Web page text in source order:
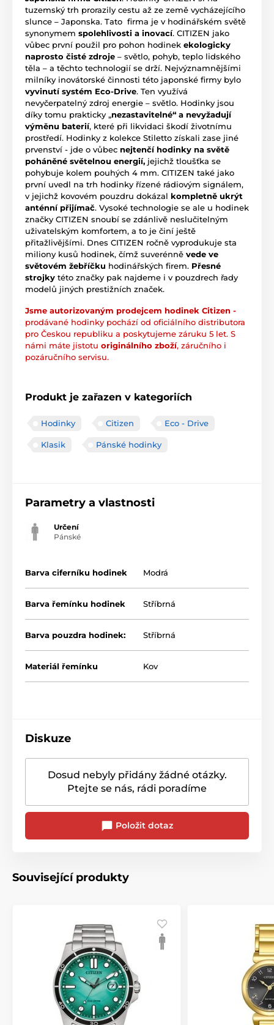
tuzemský trh prorazily cestu až ze země vycházejícího
slunce – Japonska. Tato firma je v hodinářském světě
synonymem spolehlivosti a inovací. CITIZEN jako
vůbec první použil pro pohon hodinek ekologicky
naprosto čisté zdroje – světlo, pohyb, teplo lidského
těla – a těchto technologií se drží. Nejvýznamnějšími
milníky inovátorské činnosti této japonské firmy bylo
vyvinutí systém Eco-Drive. Ten využívá
nevyčerpatelný zdroj energie – světlo. Hodinky jsou
díky tomu prakticky „nezastavitelné“ a nevyžadují
výměnu baterií, které při likvidaci škodí životnímu
prostředí. Hodinky z kolekce Stiletto získali zase jiné
prvenství - jde o vůbec nejtenčí hodinky na světě
poháněné světelnou energií, jejichž tloušťka se
pohybuje kolem pouhých 4 mm. CITIZEN také jako
první uvedl na trh hodinky řízené rádiovým signálem,
v jejichž kovovém pouzdru dokázal kompletně ukrýt
anténní přijímač. Vysoké technologie se ale u hodinek
značky CITIZEN snoubí se zdánlivě neslučitelným
uživatelským komfortem, a to je činí ještě
přitažlivějšími. Dnes CITIZEN ročně vyprodukuje sta
miliony kusů hodinek, čímž suverénně vede ve
světovém žebříčku hodinářských firem. Přesné
strojky této značky pak najdeme i v pouzdrech řady
modelů jiných prestižních značek.
Jsme autorizovaným prodejcem hodinek Citizen -
prodávané hodinky pochází od oficiálního distributora
pro Českou republiku a poskytujeme záruku 5 let. S
námi máte jistotu originálního zboží, záručního i
pozáručního servisu.
Produkt je zařazen v kategoriích
Hodinky Citizen Eco - Drive
Klasik Pánské hodinky
Parametry a vlastnosti
Určení
Pánské
Barva ciferníku hodinek Modrá
Barva řemínku hodinek Stříbrná
Barva pouzdra hodinek: Stříbrná
Materiál řemínku Kov
Diskuze
Dosud nebyly přidány žádné otázky.
Ptejte se nás, rádi poradíme
Položit dotaz
Související produkty